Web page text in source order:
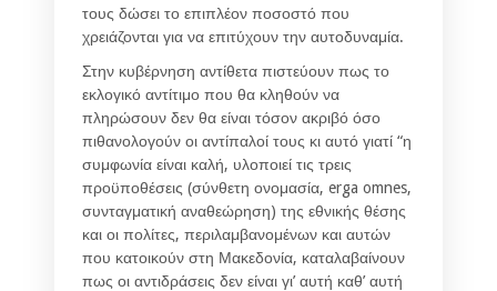
τους δώσει το επιπλέον ποσοστό που
χρειάζονται για να επιτύχουν την αυτοδυναμία.
Στην κυβέρνηση αντίθετα πιστεύουν πως το
εκλογικό αντίτιμο που θα κληθούν να
πληρώσουν δεν θα είναι τόσον ακριβό όσο
πιθανολογούν οι αντίπαλοί τους κι αυτό γιατί “η
συμφωνία είναι καλή, υλοποιεί τις τρεις
προϋποθέσεις (σύνθετη ονομασία, erga omnes,
συνταγματική αναθεώρηση) της εθνικής θέσης
και οι πολίτες, περιλαμβανομένων και αυτών
που κατοικούν στη Μακεδονία, καταλαβαίνουν
πως οι αντιδράσεις δεν είναι γι’ αυτή καθ’ αυτή